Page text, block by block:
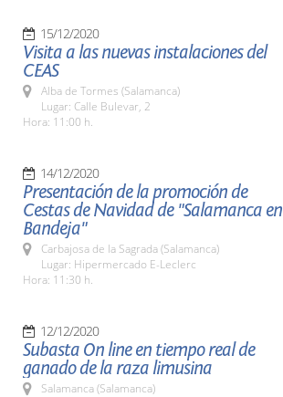
15/12/2020
Visita a las nuevas instalaciones del
CEAS
Alba de Tormes (Salamanca)
Lugar: Calle Bulevar, 2
Hora: 11:00 h.
14/12/2020
Presentación de la promoción de
Cestas de Navidad de "Salamanca en
Bandeja"
Carbajosa de la Sagrada (Salamanca)
Lugar: Hipermercado E-Leclerc
Hora: 11:30 h.
12/12/2020
Subasta On line en tiempo real de
ganado de la raza limusina
Salamanca (Salamanca)